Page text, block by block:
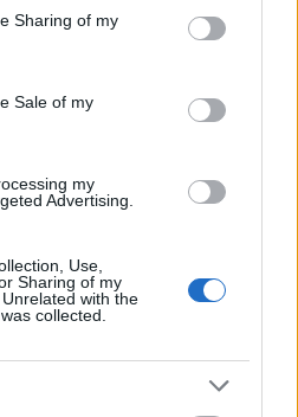
behaviour. You may click to
and its third-party tags to
purposes in below Google
Sharing of my
Sale of my
my
Advertising.
Use,
Sharing of my
with the
collected.
vos études
des études en
de bourses d'études.